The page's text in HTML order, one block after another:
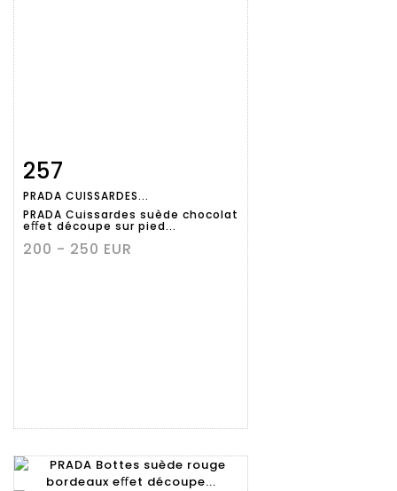
Fiche
détaillée
257
PRADA CUISSARDES...
PRADA Cuissardes suède chocolat
eﬀet découpe sur pied...
200 - 250 EUR